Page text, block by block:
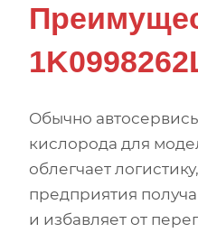
Обычно
кислорода для
облегчает
предприятия
и избавляет от